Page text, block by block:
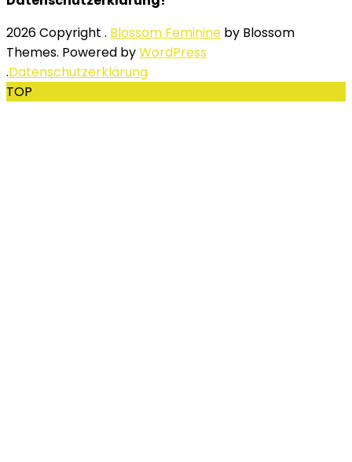
2026 Copyright . Blossom Feminine by Blossom
Themes. Powered byWordPress
.Datenschutzerklärung
TOP